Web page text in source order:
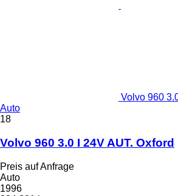
Volvo 960
Auto
18
Volvo 960 3.0 I 24V AUT. Oxford
Preis auf Anfrage
Auto
1996